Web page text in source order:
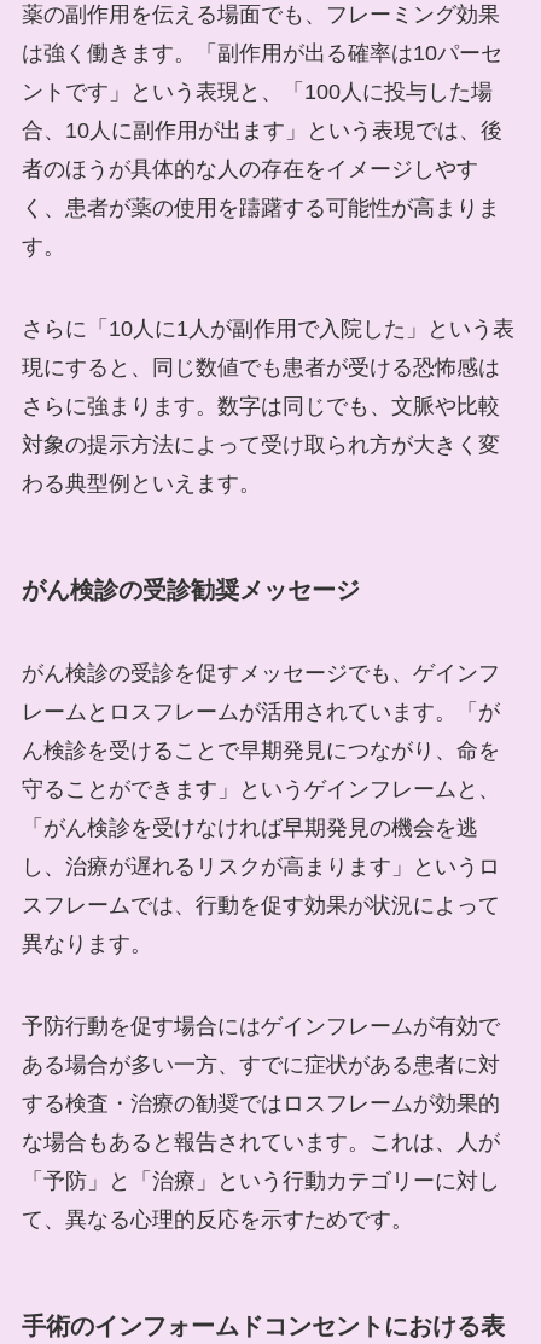
薬の副作用を伝える場面でも、フレーミング効果
は強く働きます。「副作用が出る確率は10パーセ
ントです」という表現と、「100人に投与した場
合、10人に副作用が出ます」という表現では、後
者のほうが具体的な人の存在をイメージしやす
く、患者が薬の使用を躊躇する可能性が高まりま
す。
さらに「10人に1人が副作用で入院した」という表
現にすると、同じ数値でも患者が受ける恐怖感は
さらに強まります。数字は同じでも、文脈や比較
対象の提示方法によって受け取られ方が大きく変
わる典型例といえます。
がん検診の受診勧奨メッセージ
がん検診の受診を促すメッセージでも、ゲインフ
レームとロスフレームが活用されています。「が
ん検診を受けることで早期発見につながり、命を
守ることができます」というゲインフレームと、
「がん検診を受けなければ早期発見の機会を逃
し、治療が遅れるリスクが高まります」というロ
スフレームでは、行動を促す効果が状況によって
異なります。
予防行動を促す場合にはゲインフレームが有効で
ある場合が多い一方、すでに症状がある患者に対
する検査・治療の勧奨ではロスフレームが効果的
な場合もあると報告されています。これは、人が
「予防」と「治療」という行動カテゴリーに対し
て、異なる心理的反応を示すためです。
手術のインフォームドコンセントにおける表